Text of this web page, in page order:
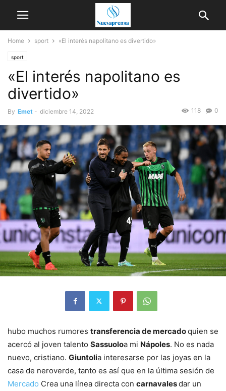
Home sport «El interés napolitano es divertido»
sport
«El interés napolitano es
divertido»
By Emet - diciembre 14, 2022 0
118
hubo muchos rumores transferencia de mercadoquien se
acercó al joven talento Sassuoloa mi Nápoles. No es nada
nuevo, cristiano. Giuntolia interesarse por las joyas en la
casa de neroverde, tanto es así que en la última sesión de
Mercado Crea una línea directa con carnavalesdar un